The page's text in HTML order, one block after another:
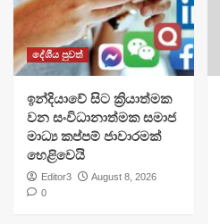
දේශීය පුවත්
​ඉන්දියාවේ සිට ක්‍රියාත්මක
වන සංවිධානාත්මක සමාජ
මාධ්‍ය කප්පම් ජාවාරමක්
හෙළිවෙයි
Editor3
August 8, 2026
0